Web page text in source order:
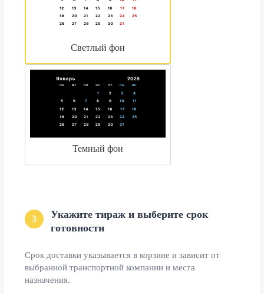
Светлый фон
Темный фон
3
Укажите тираж и выберите срок
готовности
Срок доставки указывается в корзине и зависит от
выбранной транспортной компании и места
назначения.